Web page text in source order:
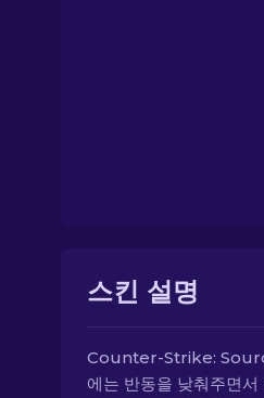
스킨 설명
Counter-Strike:
에는 반동을 낮춰주면